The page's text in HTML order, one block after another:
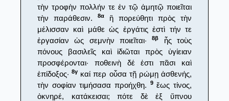
τὴν τροφὴν πολλήν τε ἐν τῷ ἀμητῷ ποιεῖται
τὴν παράθεσιν.
8α
ἢ πορεύθητι πρὸς τὴν
μέλισσαν καὶ μάθε ὡς ἐργάτις ἐστὶ τήν τε
ἐργασίαν ὡς σεμνὴν ποιεῖται·8β
ἦς τοὺς
πόνους βασιλεῖς καὶ ἰδιῶται πρὸς ὑγίειαν
προσφέρονται· ποθεινὴ δέ ἐστι πᾶσι καὶ
ἐπίδοξος·8γ καί περ οὖσα τῇ ρώμῃ ἀσθενής,
τὴν σοφίαν τιμήσασα προήχθη.
9ἕως τίνος,
ὀκνηρέ, κατάκεισαι; πότε δὲ ἐξ ὕπνου